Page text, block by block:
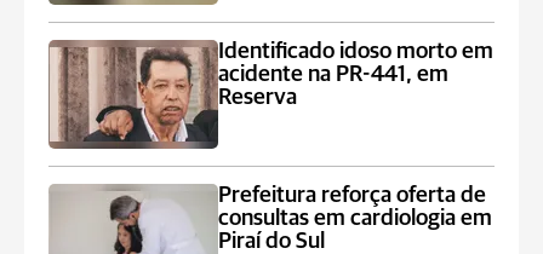
Identificado idoso morto em
acidente na PR-441, em
Reserva
Prefeitura reforça oferta de
consultas em cardiologia em
Piraí do Sul